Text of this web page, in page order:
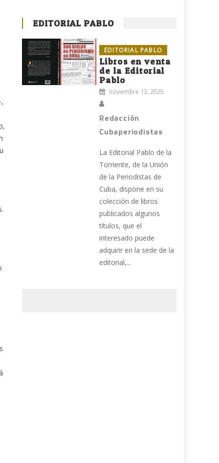
EDITORIAL PABLO
EDITORIAL PABLO
Libros en venta
de la Editorial
Pablo
noviembre 13, 2025
Redacción
Cubaperiodistas
La Editorial Pablo de la
Torriente, de la Unión
de la Periodistas de
Cuba, dispone en su
colección de libros
publicados algunos
títulos, que el
interesado puede
adquirir en la sede de la
editorial,...